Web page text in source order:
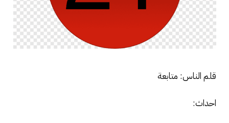
قلم الناس: متابعة
احداث: